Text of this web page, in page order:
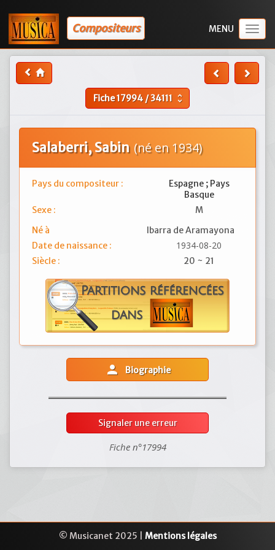
Compositeurs
Fiche17994/34111 unfold_more
Salaberri, Sabin (né en 1934)
Pays du compositeur :
Espagne ; Pays
Basque
Sexe :
M
Né à
Ibarra de Aramayona
Date de naissance :
1934-08-20
Siècle : 20 ~ 21
person Biographie
Signaler une erreur
Fiche n°17994
© Musicanet 2025 | Mentions légales